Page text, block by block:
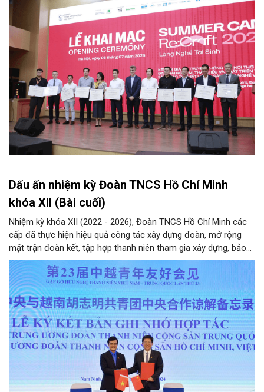
mùa tổ chức trước đó (2022 - 2025) tại khu vực phía Nam.
Dấu ấn nhiệm kỳ Đoàn TNCS Hồ Chí Minh
khóa XII (Bài cuối)
Nhiệm kỳ khóa XII (2022 - 2026), Đoàn TNCS Hồ Chí Minh các
cấp đã thực hiện hiệu quả công tác xây dựng đoàn, mở rộng
mặt trận đoàn kết, tập hợp thanh niên tham gia xây dựng, bảo
vệ Đảng và hệ thống chính trị; công tác quốc tế thanh niên;
tham mưu, phối hợp… Qua đó hoàn thành các mục tiêu nghị
quyết Đại hội Đoàn khóa XII đặt ra, hướng tới nhiệm kỳ khóa XIII
với hành động cách mạng thống nhất: “Tuổi trẻ Việt Nam tiên
phong trong kỷ nguyên mới”.